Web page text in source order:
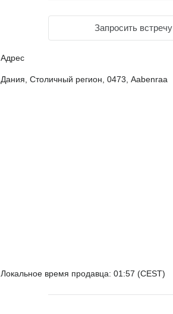
Запросить встречу
Адрес
Дания, Столичный регион, 0473, Aabenraa
Локальное время продавца: 01:57 (CEST)